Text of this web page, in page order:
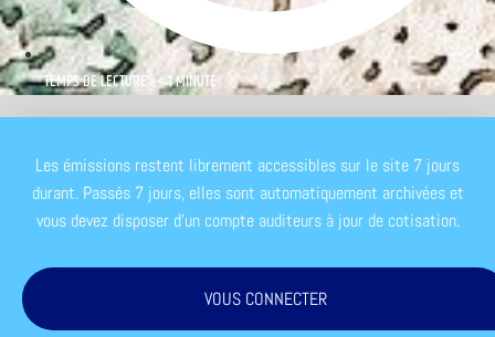
TEMPS DE LECTURE : < 1 MINUTE
Les émissions restent librement accessibles sur le site 7 jours
durant. Passés 7 jours, elles sont automatiquement archivées et
vous devez disposer d'un compte auditeurs à jour de cotisation.
VOUS CONNECTER